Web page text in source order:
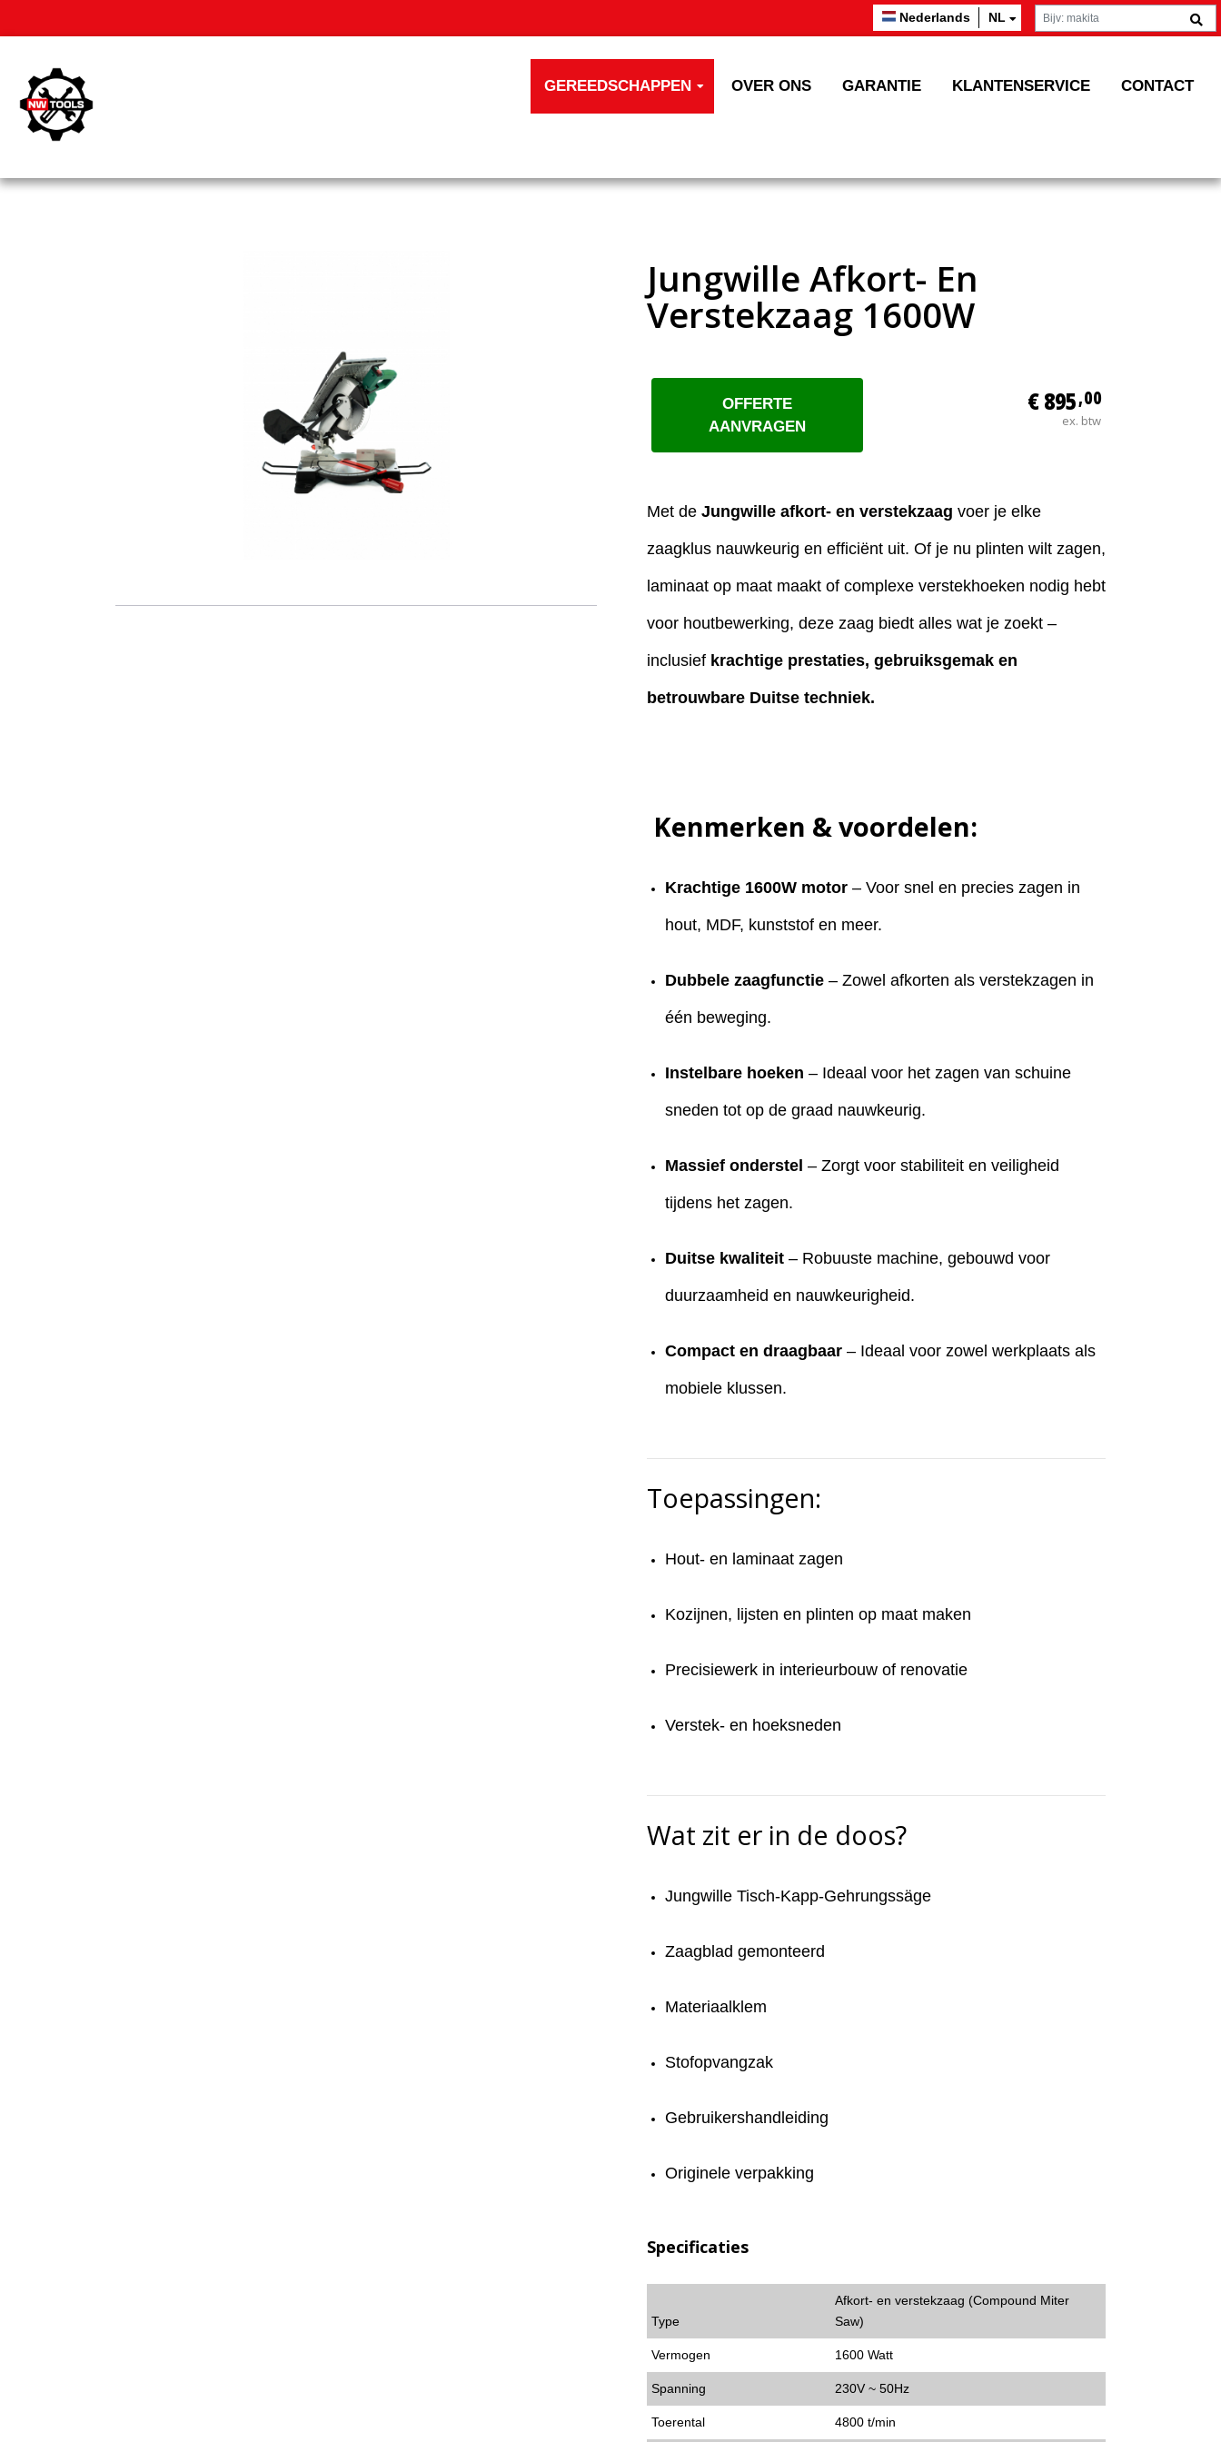
Nederlands NL
GEREEDSCHAPPEN OVER ONS GARANTIE KLANTENSERVICE CONTACT
Jungwille Afkort- En
Verstekzaag 1600W
€ 895,00
ex. btw
OFFERTE
AANVRAGEN
Met de Jungwille afkort- en verstekzaag voer je elke
zaagklus nauwkeurig en efficiënt uit. Of je nu plinten wilt zagen,
laminaat op maat maakt of complexe verstekhoeken nodig hebt
voor houtbewerking, deze zaag biedt alles wat je zoekt –
inclusief krachtige prestaties, gebruiksgemak en
betrouwbare Duitse techniek.
Kenmerken & voordelen:
Krachtige 1600W motor – Voor snel en precies zagen in
hout, MDF, kunststof en meer.
Dubbele zaagfunctie – Zowel afkorten als verstekzagen in
één beweging.
Instelbare hoeken – Ideaal voor het zagen van schuine
sneden tot op de graad nauwkeurig.
Massief onderstel – Zorgt voor stabiliteit en veiligheid
tijdens het zagen.
Duitse kwaliteit – Robuuste machine, gebouwd voor
duurzaamheid en nauwkeurigheid.
Compact en draagbaar – Ideaal voor zowel werkplaats als
mobiele klussen.
Toepassingen:
Hout- en laminaat zagen
Kozijnen, lijsten en plinten op maat maken
Precisiewerk in interieurbouw of renovatie
Verstek- en hoeksneden
Wat zit er in de doos?
Jungwille Tisch-Kapp-Gehrungssäge
Zaagblad gemonteerd
Materiaalklem
Stofopvangzak
Gebruikershandleiding
Originele verpakking
Specificaties
Type
Afkort- en verstekzaag (Compound Miter
Saw)
Vermogen 1600 Watt
Spanning 230V ~ 50Hz
Toerental 4800 t/min